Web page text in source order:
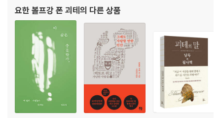
라이너 마리아 릴케
사랑이 어떻게 너에게로 왔는가 / 어느 봄날에선가 꿈에선가 / 먼저 피는
장미들이 잠을 깬다 / 당신을 찾는 사람은 / 내가 거기서 태어난 어둠이여 /
고독 / 가을날 / 가을의 마지막 / 가을 / 엄숙한 시간 / 사랑의 노래 / 이별 /
장미의 내부 / 봄바람 / 기념비를 세우지 말라 / 세계가 어느새 / 아 이것은
존재하지 않는 짐승이다 / 장미여 / 눈물 항아리 / 내가 과실을 그린 것은 /
장미여, 아 순수한 모순이여
테오도어 슈토름
웠다. 괴테는 아버지의 서재에서 2000권에 달하는 법률 서적
요한 볼프강 폰 괴테 의 다른 상품